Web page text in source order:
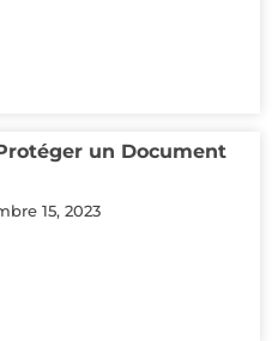
un Document
15, 2023